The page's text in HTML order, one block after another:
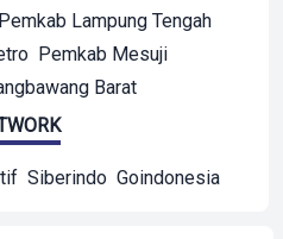
Pemkab Lampung Tengah
Pemkab Mesuji
Barat
Siberindo Goindonesia